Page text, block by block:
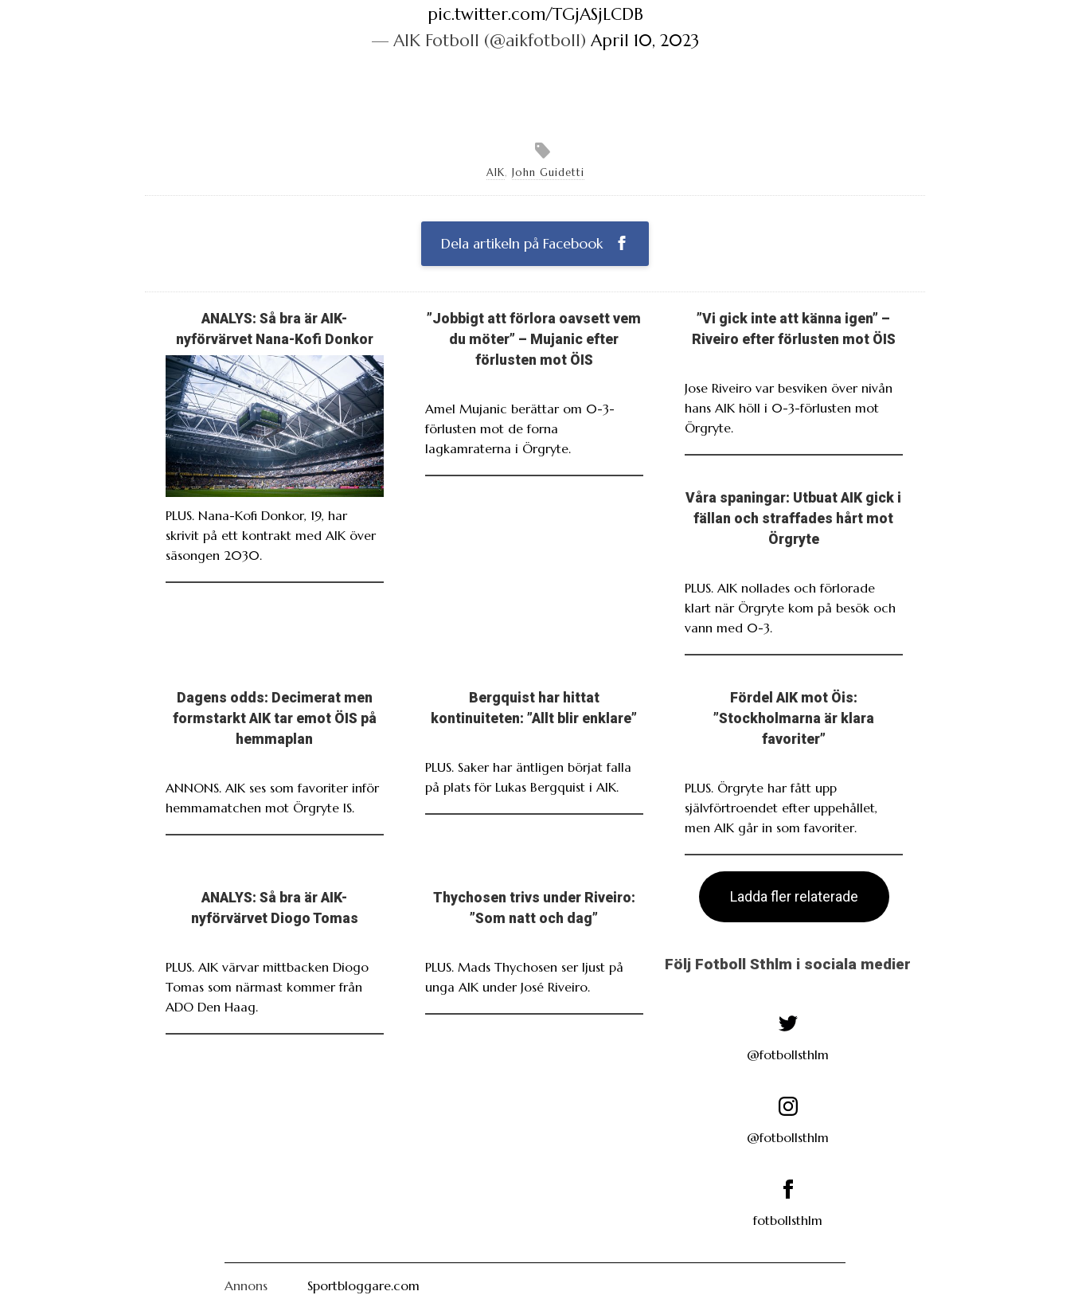
pic.twitter.com/TGjASjLCDB
— AIK Fotboll (@aikfotboll) April 10, 2023
AIK, John Guidetti
Dela artikeln på Facebook
ANALYS: Så bra är AIK-
nyförvärvet Nana-Kofi Donkor
PLUS. Nana-Kofi Donkor, 19, har
skrivit på ett kontrakt med AIK över
säsongen 2030.
”Jobbigt att förlora oavsett vem
du möter” – Mujanic efter
förlusten mot ÖIS
Amel Mujanic berättar om 0-3-
förlusten mot de forna
lagkamraterna i Örgryte.
”Vi gick inte att känna igen” –
Riveiro efter förlusten mot ÖIS
Jose Riveiro var besviken över nivån
hans AIK höll i 0-3-förlusten mot
Örgryte.
Våra spaningar: Utbuat AIK gick i
fällan och straffades hårt mot
Örgryte
PLUS. AIK nollades och förlorade
klart när Örgryte kom på besök och
vann med 0-3.
Dagens odds: Decimerat men
formstarkt AIK tar emot ÖIS på
hemmaplan
ANNONS. AIK ses som favoriter inför
hemmamatchen mot Örgryte IS.
Bergquist har hittat
kontinuiteten: ”Allt blir enklare”
PLUS. Saker har äntligen börjat falla
på plats för Lukas Bergquist i AIK.
Fördel AIK mot Öis:
”Stockholmarna är klara
favoriter”
PLUS. Örgryte har fått upp
självförtroendet efter uppehållet,
men AIK går in som favoriter.
ANALYS: Så bra är AIK-
nyförvärvet Diogo Tomas
PLUS. AIK värvar mittbacken Diogo
Tomas som närmast kommer från
ADO Den Haag.
Thychosen trivs under Riveiro:
”Som natt och dag”
PLUS. Mads Thychosen ser ljust på
unga AIK under José Riveiro.
Ladda fler relaterade
Följ Fotboll Sthlm i sociala medier
@fotbollsthlm
@fotbollsthlm
fotbollsthlm
Annons Sportbloggare.com